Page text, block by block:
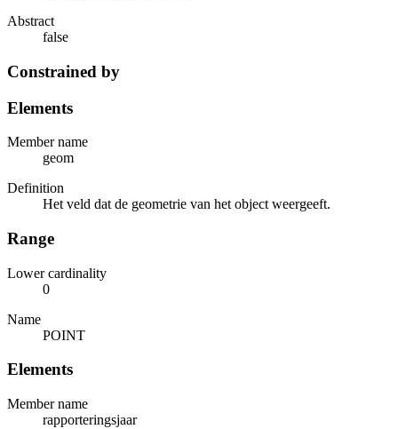
Abstract
false
Constrained by
Elements
Member name
geom
Definition
Het veld dat de geometrie van het object weergeeft.
Range
Lower cardinality
0
Name
POINT
Elements
Member name
rapporteringsjaar